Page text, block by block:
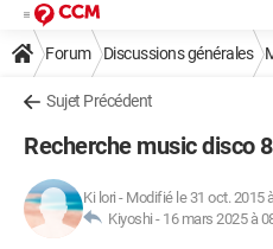
Forum Discussions générales
Sujet Précédent
Recherche music disco
Ki lori - Modifié le 31 oct. 2015
Kiyoshi - 16 mars 2025 à